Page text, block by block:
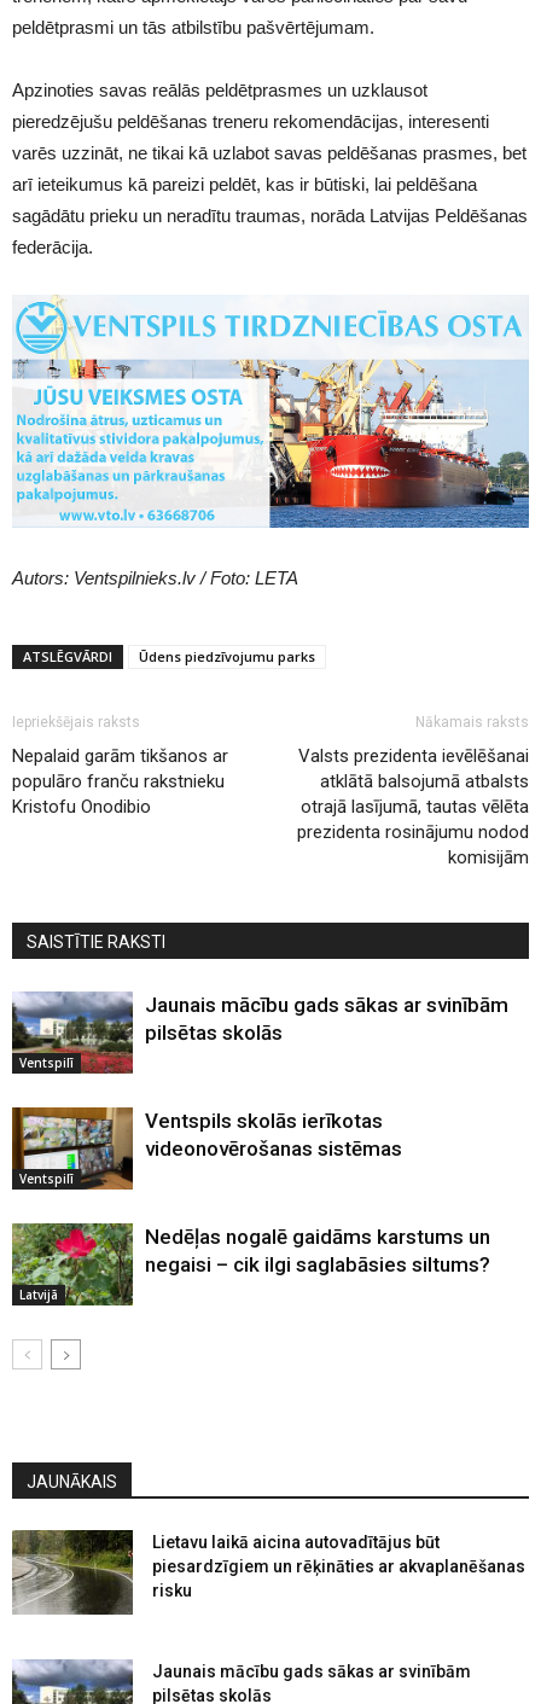
peldētprasmi un tās atbilstību pašvērtējumam.
Apzinoties savas reālās peldētprasmes un uzklausot
pieredzējušu peldēšanas treneru rekomendācijas, interesenti
varēs uzzināt, ne tikai kā uzlabot savas peldēšanas prasmes, bet
arī ieteikumus kā pareizi peldēt, kas ir būtiski, lai peldēšana
sagādātu prieku un neradītu traumas, norāda Latvijas Peldēšanas
federācija.
Autors: Ventspilnieks.lv / Foto: LETA
ATSLĒGVĀRDI Ūdens piedzīvojumu parks
Iepriekšējais raksts
Nepalaid garām tikšanos ar
populāro franču rakstnieku
Kristofu Onodibio
Nākamais raksts
Valsts prezidenta ievēlēšanai
atklātā balsojumā atbalsts
otrajā lasījumā, tautas vēlēta
prezidenta rosinājumu nodod
komisijām
SAISTĪTIE RAKSTI
Ventspilī
Jaunais mācību gads sākas ar svinībām
pilsētas skolās
Ventspilī
Ventspils skolās ierīkotas
videonovērošanas sistēmas
Latvijā
Nedēļas nogalē gaidāms karstums un
negaisi – cik ilgi saglabāsies siltums?
JAUNĀKAIS
Lietavu laikā aicina autovadītājus būt
piesardzīgiem un rēķināties ar akvaplanēšanas
risku
Jaunais mācību gads sākas ar svinībām
pilsētas skolās